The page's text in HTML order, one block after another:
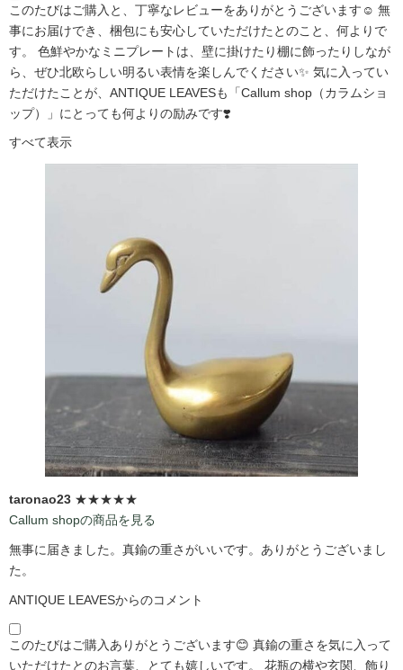
このたびはご購入と、丁寧なレビューをありがとうございます☺️ 無
事にお届けでき、梱包にも安心していただけたとのこと、何よりで
す。 色鮮やかなミニプレートは、壁に掛けたり棚に飾ったりしなが
ら、ぜひ北欧らしい明るい表情を楽しんでください✨ 気に入ってい
ただけたことが、ANTIQUE LEAVESも「Callum shop（カラムショ
ップ）」にとっても何よりの励みです❣️
すべて表示
taronao23 ★★★★★
Callum shopの商品を見る
無事に届きました。真鍮の重さがいいです。ありがとうございまし
た。
ANTIQUE LEAVESからのコメント
このたびはご購入ありがとうございます😊 真鍮の重さを気に入って
いただけたとのお言葉、とても嬉しいです。 花瓶の横や玄関、飾り